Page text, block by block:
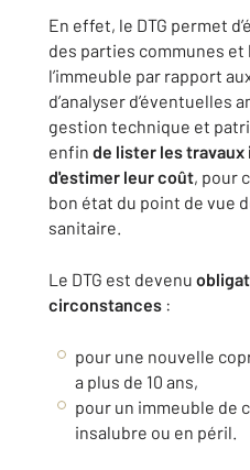
En effet, le DTG permet
des parties communes et
l’immeuble par rapport
d’analyser d’éventuelles
gestion technique et
enfin de lister les
d'estimer leur coût, pour
bon état du point de vue
sanitaire.
Le DTG est devenu
circonstances :
pour une nouvelle
a plus de 10 ans,
pour un immeuble de
insalubre ou en péril.